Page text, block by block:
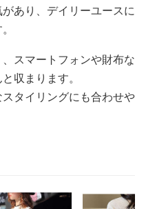
あり、デイリーユースに
スマートフォンや財布な
収まります。
タイリングにも合わせや